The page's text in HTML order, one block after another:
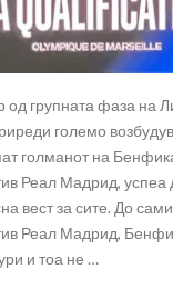
од групната фаза на
големо
голманот на
Реал Мадрид, успеа
вест за сите. До
Реал Мадрид,
и тоа не …